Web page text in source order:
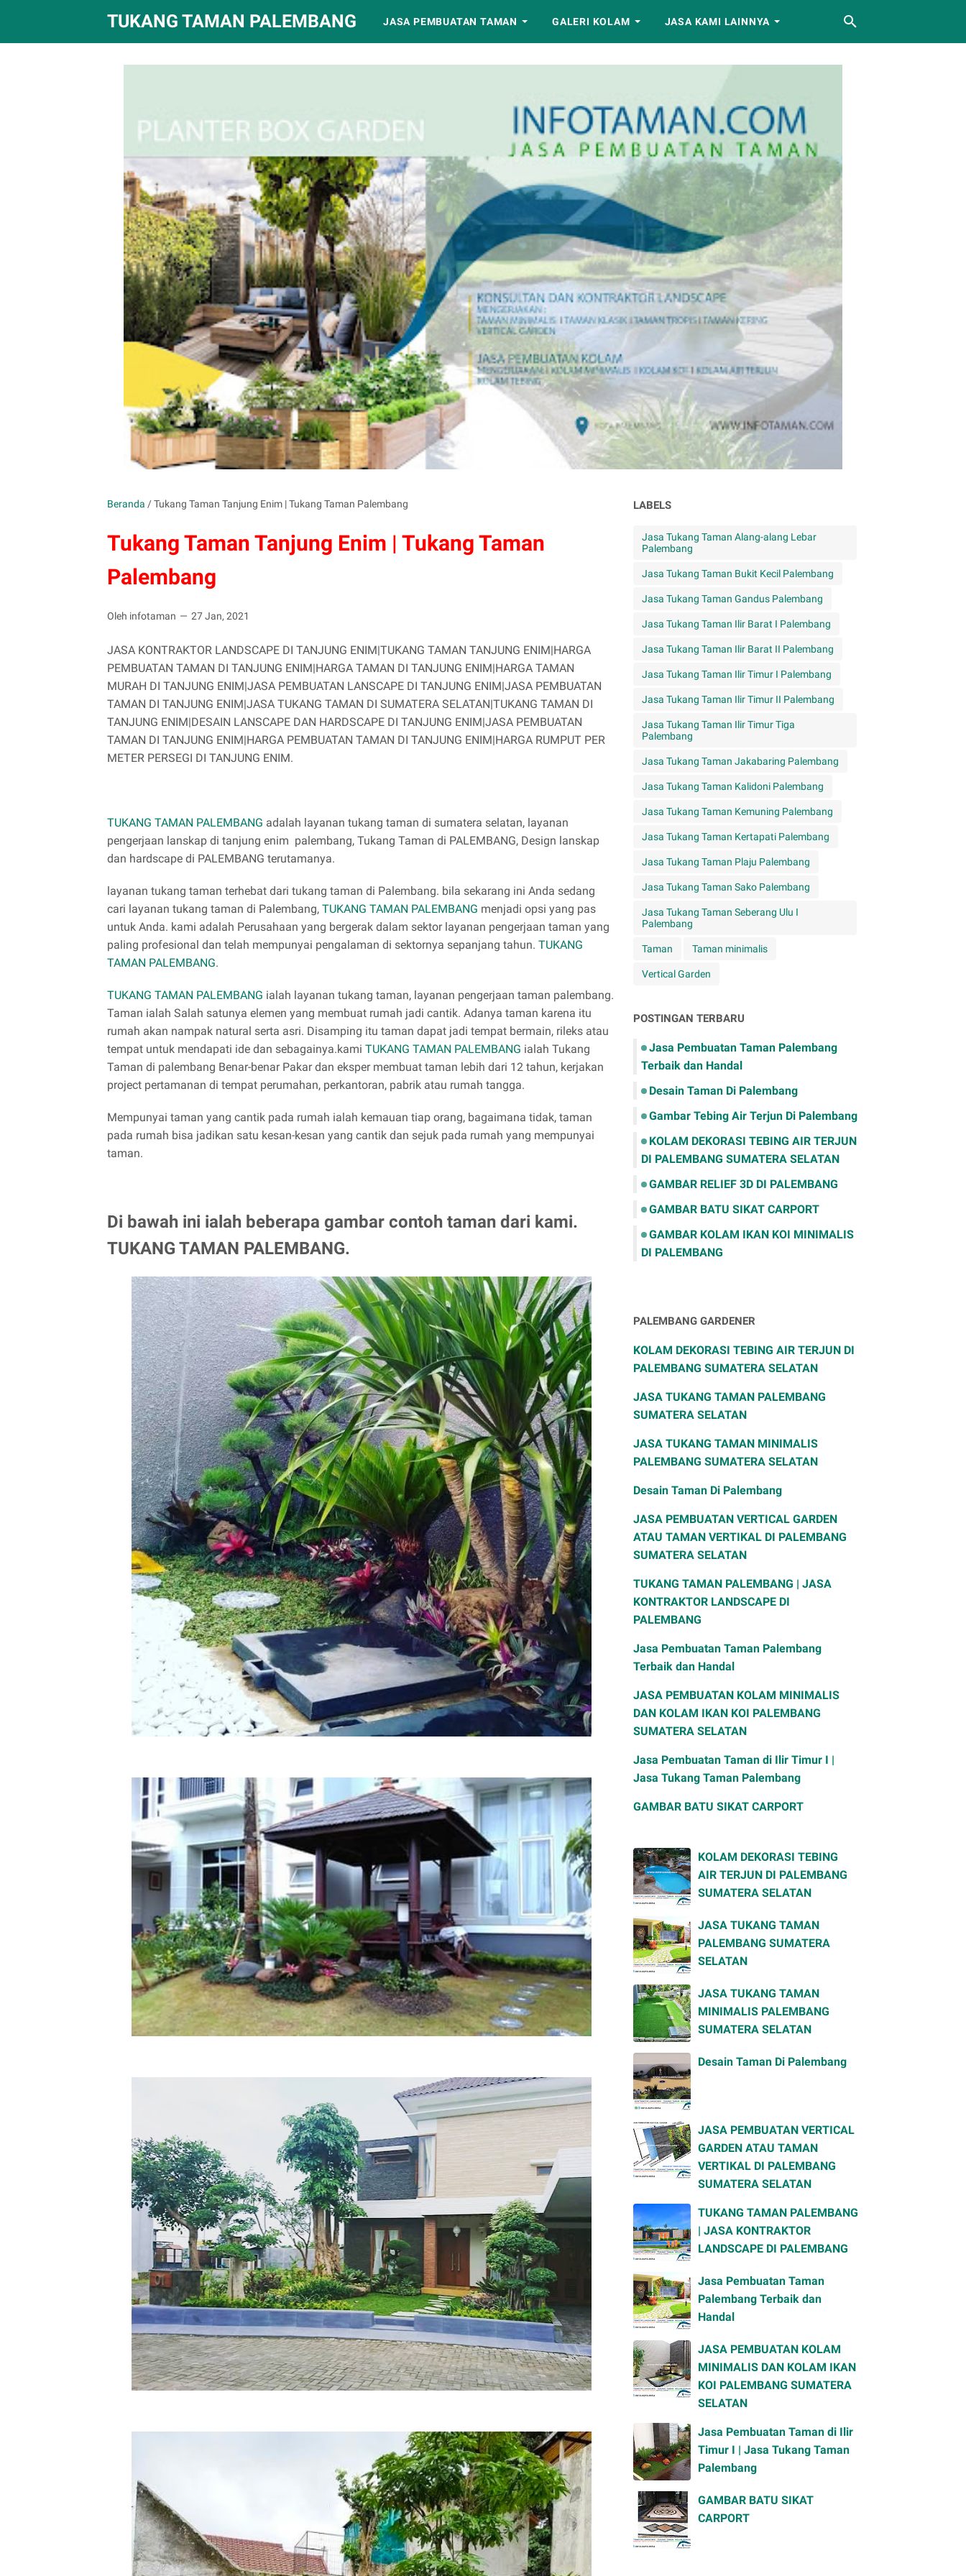
TUKANG TAMAN PALEMBANG JASA PEMBUATAN TAMAN GALERI KOLAM JASA KAMI LAINNYA
Beranda /Tukang Taman Tanjung Enim | Tukang Taman Palembang
Tukang Taman Tanjung Enim | Tukang Taman
Palembang
Oleh infotaman 27 Jan, 2021
JASA KONTRAKTOR LANDSCAPE DI TANJUNG ENIM|TUKANG TAMAN TANJUNG ENIM|HARGA
PEMBUATAN TAMAN DI TANJUNG ENIM|HARGA TAMAN DI TANJUNG ENIM|HARGA TAMAN
MURAH DI TANJUNG ENIM|JASA PEMBUATAN LANSCAPE DI TANJUNG ENIM|JASA PEMBUATAN
TAMAN DI TANJUNG ENIM|JASA TUKANG TAMAN DI SUMATERA SELATAN|TUKANG TAMAN DI
TANJUNG ENIM|DESAIN LANSCAPE DAN HARDSCAPE DI TANJUNG ENIM|JASA PEMBUATAN
TAMAN DI TANJUNG ENIM|HARGA PEMBUATAN TAMAN DI TANJUNG ENIM|HARGA RUMPUT PER
METER PERSEGI DI TANJUNG ENIM.
TUKANG TAMAN PALEMBANG adalah layanan tukang taman di sumatera selatan, layanan
pengerjaan lanskap di tanjung enim palembang, Tukang Taman di PALEMBANG, Design lanskap
dan hardscape di PALEMBANG terutamanya.
layanan tukang taman terhebat dari tukang taman di Palembang. bila sekarang ini Anda sedang
cari layanan tukang taman di Palembang, TUKANG TAMAN PALEMBANG menjadi opsi yang pas
untuk Anda. kami adalah Perusahaan yang bergerak dalam sektor layanan pengerjaan taman yang
paling profesional dan telah mempunyai pengalaman di sektornya sepanjang tahun. TUKANG
TAMAN PALEMBANG.
TUKANG TAMAN PALEMBANG ialah layanan tukang taman, layanan pengerjaan taman palembang.
Taman ialah Salah satunya elemen yang membuat rumah jadi cantik. Adanya taman karena itu
rumah akan nampak natural serta asri. Disamping itu taman dapat jadi tempat bermain, rileks atau
tempat untuk mendapati ide dan sebagainya.kami TUKANG TAMAN PALEMBANG ialah Tukang
Taman di palembang Benar-benar Pakar dan eksper membuat taman lebih dari 12 tahun, kerjakan
project pertamanan di tempat perumahan, perkantoran, pabrik atau rumah tangga.
Mempunyai taman yang cantik pada rumah ialah kemauan tiap orang, bagaimana tidak, taman
pada rumah bisa jadikan satu kesan-kesan yang cantik dan sejuk pada rumah yang mempunyai
taman.
Di bawah ini ialah beberapa gambar contoh taman dari kami.
TUKANG TAMAN PALEMBANG.
LABELS
Jasa Tukang Taman Alang-alang Lebar
Palembang
Jasa Tukang Taman Bukit Kecil Palembang
Jasa Tukang Taman Gandus Palembang
Jasa Tukang Taman Ilir Barat I Palembang
Jasa Tukang Taman Ilir Barat II Palembang
Jasa Tukang Taman Ilir Timur I Palembang
Jasa Tukang Taman Ilir Timur II Palembang
Jasa Tukang Taman Ilir Timur Tiga
Palembang
Jasa Tukang Taman Jakabaring Palembang
Jasa Tukang Taman Kalidoni Palembang
Jasa Tukang Taman Kemuning Palembang
Jasa Tukang Taman Kertapati Palembang
Jasa Tukang Taman Plaju Palembang
Jasa Tukang Taman Sako Palembang
Jasa Tukang Taman Seberang Ulu I
Palembang
Taman Taman minimalis
Vertical Garden
POSTINGAN TERBARU
Jasa Pembuatan Taman Palembang
Terbaik dan Handal
Desain Taman Di Palembang
Gambar Tebing Air Terjun Di Palembang
KOLAM DEKORASI TEBING AIR TERJUN
DI PALEMBANG SUMATERA SELATAN
GAMBAR RELIEF 3D DI PALEMBANG
GAMBAR BATU SIKAT CARPORT
GAMBAR KOLAM IKAN KOI MINIMALIS
DI PALEMBANG
PALEMBANG GARDENER
KOLAM DEKORASI TEBING AIR TERJUN DI
PALEMBANG SUMATERA SELATAN
JASA TUKANG TAMAN PALEMBANG
SUMATERA SELATAN
JASA TUKANG TAMAN MINIMALIS
PALEMBANG SUMATERA SELATAN
Desain Taman Di Palembang
JASA PEMBUATAN VERTICAL GARDEN
ATAU TAMAN VERTIKAL DI PALEMBANG
SUMATERA SELATAN
TUKANG TAMAN PALEMBANG | JASA
KONTRAKTOR LANDSCAPE DI
PALEMBANG
Jasa Pembuatan Taman Palembang
Terbaik dan Handal
JASA PEMBUATAN KOLAM MINIMALIS
DAN KOLAM IKAN KOI PALEMBANG
SUMATERA SELATAN
Jasa Pembuatan Taman di Ilir Timur I |
Jasa Tukang Taman Palembang
GAMBAR BATU SIKAT CARPORT
KOLAM DEKORASI TEBING
AIR TERJUN DI PALEMBANG
SUMATERA SELATAN
JASA TUKANG TAMAN
PALEMBANG SUMATERA
SELATAN
JASA TUKANG TAMAN
MINIMALIS PALEMBANG
SUMATERA SELATAN
Desain Taman Di Palembang
JASA PEMBUATAN VERTICAL
GARDEN ATAU TAMAN
VERTIKAL DI PALEMBANG
SUMATERA SELATAN
TUKANG TAMAN PALEMBANG
| JASA KONTRAKTOR
LANDSCAPE DI PALEMBANG
Jasa Pembuatan Taman
Palembang Terbaik dan
Handal
JASA PEMBUATAN KOLAM
MINIMALIS DAN KOLAM IKAN
KOI PALEMBANG SUMATERA
SELATAN
Jasa Pembuatan Taman di Ilir
Timur I | Jasa Tukang Taman
Palembang
GAMBAR BATU SIKAT
CARPORT